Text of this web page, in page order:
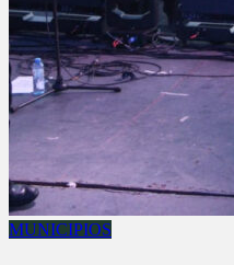
MUNICIPIOS